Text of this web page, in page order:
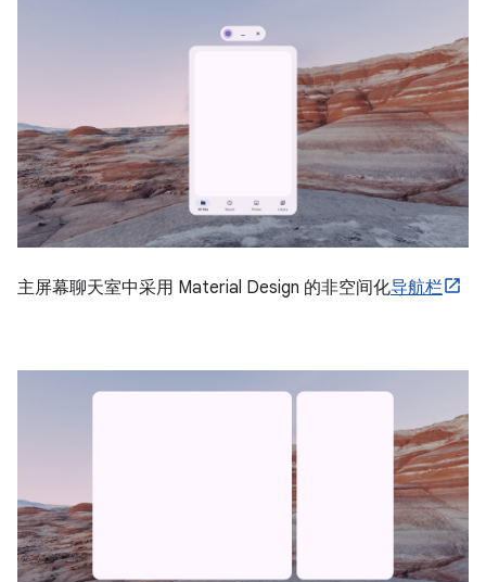
主屏幕聊天室中采用 Material Design 的非空间化导航栏